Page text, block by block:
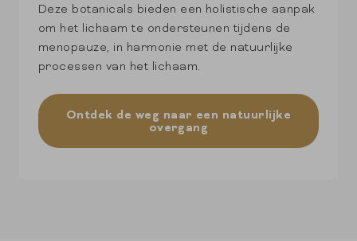
Deze botanicals bieden een holistische aanpak
om het lichaam te ondersteunen tijdens de
menopauze, in harmonie met de natuurlijke
processen van het lichaam.
Ontdek de weg naar een natuurlijke
overgang